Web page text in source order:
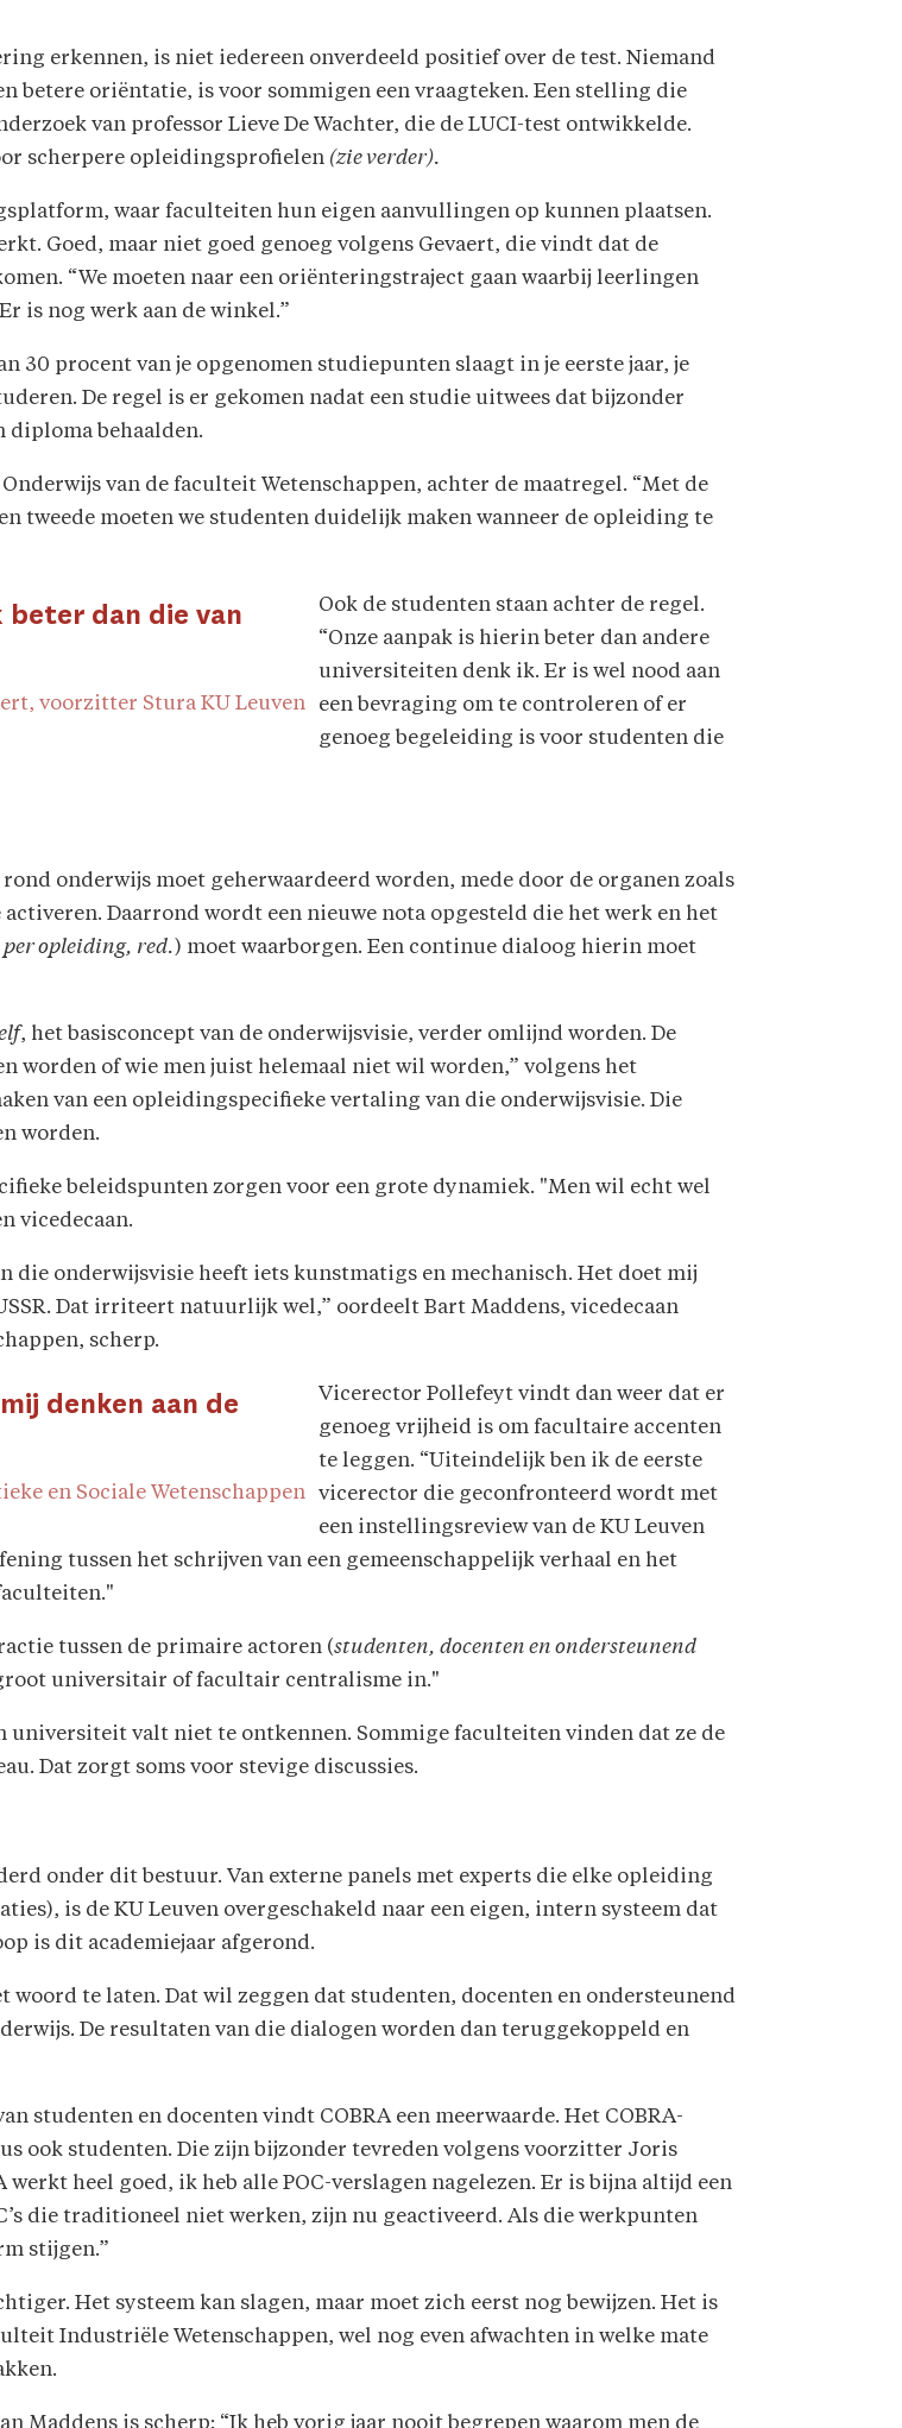
erkennen, is niet iedereen onverdeeld positief over de test. Niemand
betere oriëntatie, is voor sommigen een vraagteken. Een stelling die
van professor Lieve De Wachter, die de LUCI-test ontwikkelde.
scherpere opleidingsprofielen (zie verder).
waar faculteiten hun eigen aanvullingen op kunnen plaatsen.
Goed, maar niet goed genoeg volgens Gevaert, die vindt dat de
“We moeten naar een oriënteringstraject gaan waarbij leerlingen
is nog werk aan de winkel.”
30 procent van je opgenomen studiepunten slaagt in je eerste jaar, je
De regel is er gekomen nadat een studie uitwees dat bijzonder
diploma behaalden.
van de faculteit Wetenschappen, achter de maatregel. “Met de
tweede moeten we studenten duidelijk maken wanneer de opleiding te
beter dan die van
voorzitter Stura KU Leuven
Ook de studenten staan achter de regel.
“Onze aanpak is hierin beter dan andere
universiteiten denk ik. Er is wel nood aan
een bevraging om te controleren of er
genoeg begeleiding is voor studenten die
onderwijs moet geherwaardeerd worden, mede door de organen zoals
activeren. Daarrond wordt een nieuwe nota opgesteld die het werk en het
opleiding, red.) moet waarborgen. Een continue dialoog hierin moet
, het basisconcept van de onderwijsvisie, verder omlijnd worden. De
worden of wie men juist helemaal niet wil worden,” volgens het
van een opleidingspecifieke vertaling van die onderwijsvisie. Die
worden.
beleidspunten zorgen voor een grote dynamiek. "Men wil echt wel
vicedecaan.
die onderwijsvisie heeft iets kunstmatigs en mechanisch. Het doet mij
Dat irriteert natuurlijk wel,” oordeelt Bart Maddens, vicedecaan
scherp.
denken aan de
en Sociale Wetenschappen
Vicerector Pollefeyt vindt dan weer dat er
genoeg vrijheid is om facultaire accenten
te leggen. “Uiteindelijk ben ik de eerste
vicerector die geconfronteerd wordt met
een instellingsreview van de KU Leuven
tussen het schrijven van een gemeenschappelijk verhaal en het
tussen de primaire actoren (studenten, docenten en ondersteunend
universitair of facultair centralisme in."
valt niet te ontkennen. Sommige faculteiten vinden dat ze de
Dat zorgt soms voor stevige discussies.
onder dit bestuur. Van externe panels met experts die elke opleiding
is de KU Leuven overgeschakeld naar een eigen, intern systeem dat
is dit academiejaar afgerond.
woord te laten. Dat wil zeggen dat studenten, docenten en ondersteunend
De resultaten van die dialogen worden dan teruggekoppeld en
studenten en docenten vindt COBRA een meerwaarde. Het COBRA-
ook studenten. Die zijn bijzonder tevreden volgens voorzitter Joris
heel goed, ik heb alle POC-verslagen nagelezen. Er is bijna altijd een
die traditioneel niet werken, zijn nu geactiveerd. Als die werkpunten
stijgen.”
Het systeem kan slagen, maar moet zich eerst nog bewijzen. Het is
Industriële Wetenschappen, wel nog even afwachten in welke mate
Maddens is scherp: “Ik heb vorig jaar nooit begrepen waarom men de